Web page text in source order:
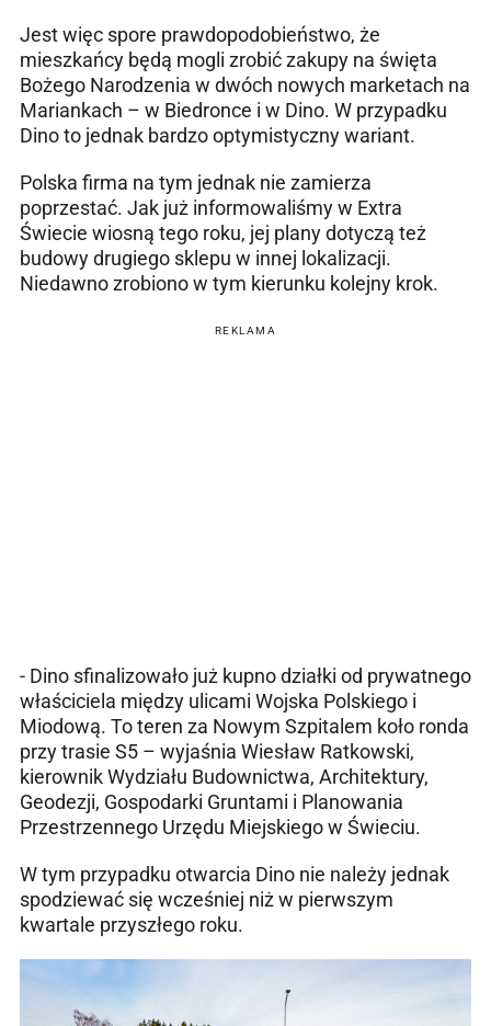
Jest więc spore prawdopodobieństwo, że
mieszkańcy będą mogli zrobić zakupy na święta
Bożego Narodzenia w dwóch nowych marketach na
Mariankach – w Biedronce i w Dino. W przypadku
Dino to jednak bardzo optymistyczny wariant.
Polska firma na tym jednak nie zamierza
poprzestać. Jak już informowaliśmy w Extra
Świecie wiosną tego roku, jej plany dotyczą też
budowy drugiego sklepu w innej lokalizacji.
Niedawno zrobiono w tym kierunku kolejny krok.
REKLAMA
- Dino sfinalizowało już kupno działki od prywatnego
właściciela między ulicami Wojska Polskiego i
Miodową. To teren za Nowym Szpitalem koło ronda
przy trasie S5 – wyjaśnia Wiesław Ratkowski,
kierownik Wydziału Budownictwa, Architektury,
Geodezji, Gospodarki Gruntami i Planowania
Przestrzennego Urzędu Miejskiego w Świeciu.
W tym przypadku otwarcia Dino nie należy jednak
spodziewać się wcześniej niż w pierwszym
kwartale przyszłego roku.